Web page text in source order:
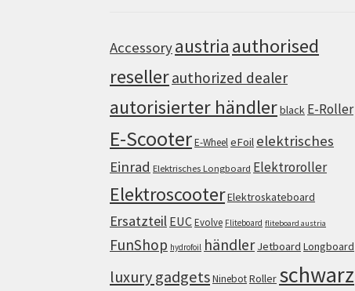
Accessoryaustria authorised
resellerauthorized dealer
autorisierter händlerblack E-Roller
E-ScooterE-WheeleFoil elektrisches
Einrad Elektrisches Longboard Elektroroller
ElektroscooterElektroskateboard
Ersatzteil EUCEvolve Fliteboard fliteboard austria
FunShop hydrofoil händler Jetboard Longboard
luxury gadgetsNinebotRoller schwarz